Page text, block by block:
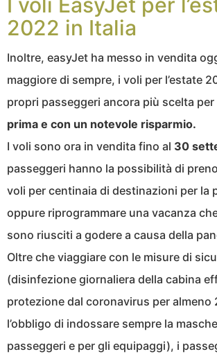
I voli EasyJet per
2022 in Italia
Inoltre, easyJet ha messo in vendita
maggiore di sempre, i voli per l’estate
propri passeggeri ancora più scelta per
prima e con un notevole risparmio.
I voli sono ora in vendita fino al 30
passeggeri hanno la possibilità di
voli per centinaia di destinazioni per la
oppure riprogrammare una vacanza
sono riusciti a godere a causa della
Oltre che viaggiare con le misure di
(disinfezione giornaliera della cabina
protezione dal coronavirus per almeno
l’obbligo di indossare sempre la
passeggeri e per gli equipaggi), i